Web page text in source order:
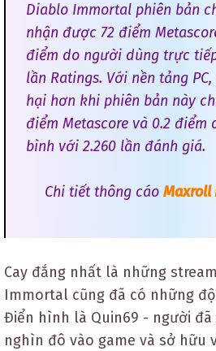
Diablo Immortal phiên bản
nhận được 72 điểm
điểm do người dùng trực
lần Ratings. Với nền tảng
hại hơn khi phiên bản này
điểm Metascore và 0.2
bình với 2.260 lần đánh giá.
Chi tiết thông cáoMaxroll
Cay đắng nhất là những
Immortal cũng đã có những
Điển hình là Quin69 - người đã
nghìn đô vào game và sở hữu